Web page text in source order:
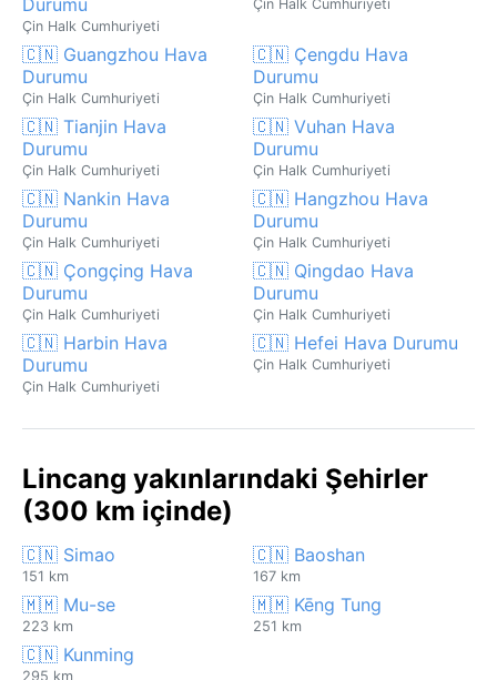
Çin Halk Cumhuriyeti
Çin Halk Cumhuriyeti
🇨🇳 Guangzhou Hava
Durumu
Çin Halk Cumhuriyeti
🇨🇳 Çengdu Hava
Durumu
Çin Halk Cumhuriyeti
🇨🇳 Tianjin Hava
Durumu
Çin Halk Cumhuriyeti
🇨🇳 Vuhan Hava
Durumu
Çin Halk Cumhuriyeti
🇨🇳 Nankin Hava
Durumu
Çin Halk Cumhuriyeti
🇨🇳 Hangzhou Hava
Durumu
Çin Halk Cumhuriyeti
🇨🇳 Çongçing Hava
Durumu
Çin Halk Cumhuriyeti
🇨🇳 Qingdao Hava
Durumu
Çin Halk Cumhuriyeti
🇨🇳 Harbin Hava
Durumu
Çin Halk Cumhuriyeti
🇨🇳 Hefei Hava Durumu
Çin Halk Cumhuriyeti
Lincang yakınlarındaki Şehirler
(300 km içinde)
🇨🇳 Simao
151 km
🇨🇳 Baoshan
167 km
🇲🇲 Mu-se
223 km
🇲🇲 Kēng Tung
251 km
🇨🇳 Kunming
295 km